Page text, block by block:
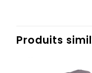
Produits